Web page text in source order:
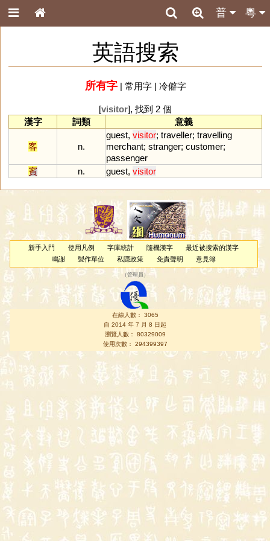
粵
普
英語搜索
所有字| 常用字| 冷僻字
[visitor], 找到 2 個
漢字
詞類 意義
客 n.
guest, visitor; traveller; travelling
merchant; stranger; customer;
passenger
賓
n. guest, visitor
新手入門 使用凡例 字庫統計 隨機漢字
最近被搜索的漢字
鳴謝
製作單位 私隱政策 免責聲明 意見簿
（管理員 ）
在線人數： 3065
自 2014 年 7 月 8 日起
瀏覽人數： 80329009
使用次數： 294399397